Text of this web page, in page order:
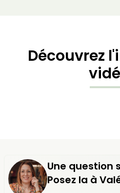
Découvrez
Une question
Posez la à